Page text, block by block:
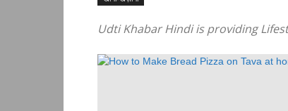
Udti Khabar Hindi is providing